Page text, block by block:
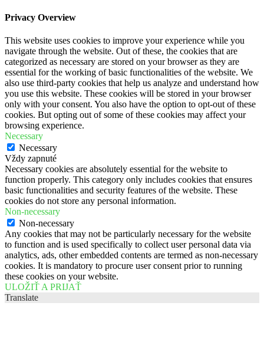
Privacy Overview
This website uses cookies to improve your experience while you
navigate through the website. Out of these, the cookies that are
categorized as necessary are stored on your browser as they are
essential for the working of basic functionalities of the website. We
also use third-party cookies that help us analyze and understand how
you use this website. These cookies will be stored in your browser
only with your consent. You also have the option to opt-out of these
cookies. But opting out of some of these cookies may affect your
browsing experience.
Necessary
Necessary
Vždy zapnuté
Necessary cookies are absolutely essential for the website to
function properly. This category only includes cookies that ensures
basic functionalities and security features of the website. These
cookies do not store any personal information.
Non-necessary
Non-necessary
Any cookies that may not be particularly necessary for the website
to function and is used specifically to collect user personal data via
analytics, ads, other embedded contents are termed as non-necessary
cookies. It is mandatory to procure user consent prior to running
these cookies on your website.
ULOŽIŤ A PRIJAŤ
Translate